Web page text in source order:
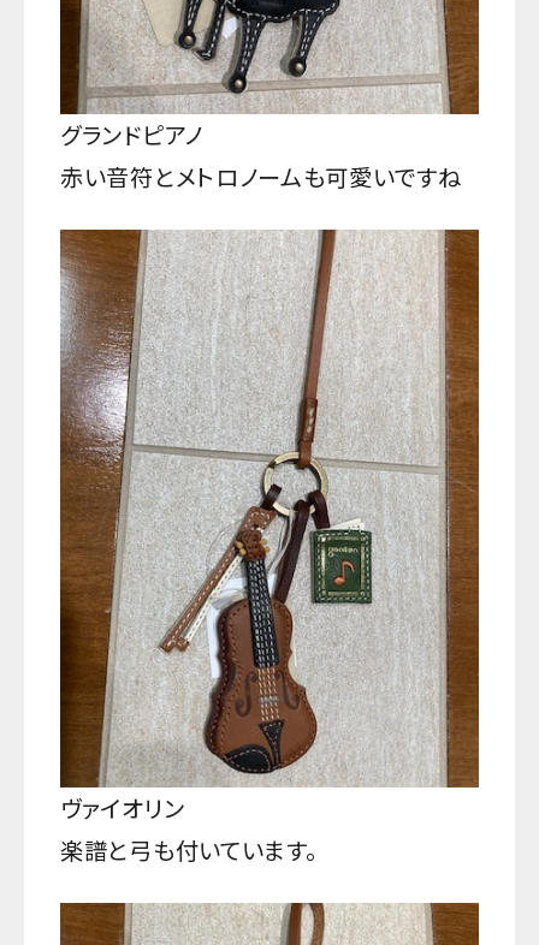
グランドピアノ
赤い音符とメトロノームも可愛いですね
ヴァイオリン
楽譜と弓も付いています。